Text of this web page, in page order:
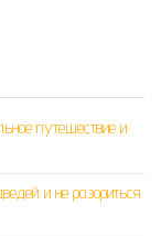
путешествие и
и не разориться